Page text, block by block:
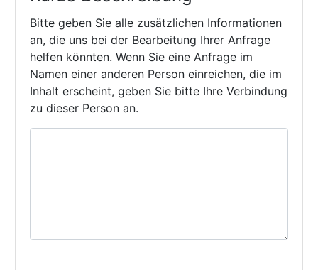
Bitte geben Sie alle zusätzlichen Informationen
an, die uns bei der Bearbeitung Ihrer Anfrage
helfen könnten. Wenn Sie eine Anfrage im
Namen einer anderen Person einreichen, die im
Inhalt erscheint, geben Sie bitte Ihre Verbindung
zu dieser Person an.